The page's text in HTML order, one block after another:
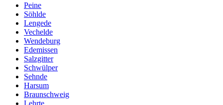
Peine
Söhlde
Lengede
Vechelde
Wendeburg
Edemissen
Salzgitter
Schwülper
Sehnde
Harsum
Braunschweig
Lehrte